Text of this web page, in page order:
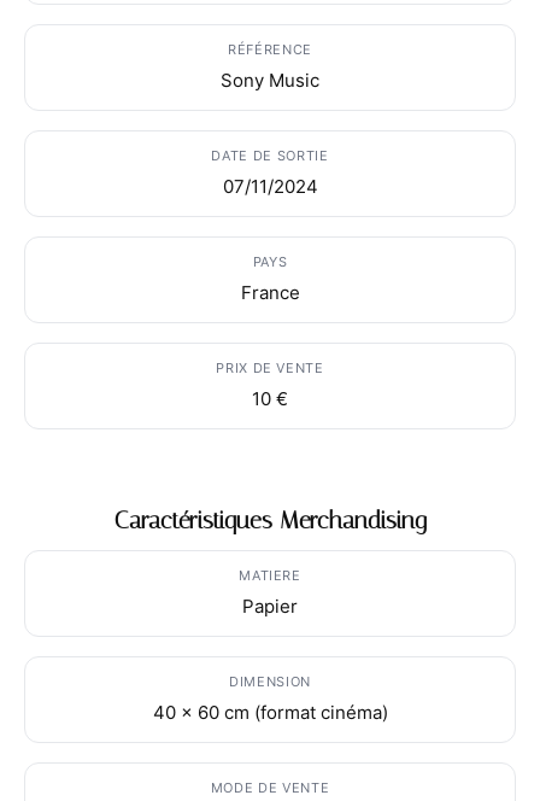
RÉFÉRENCE
Sony Music
DATE DE SORTIE
07/11/2024
PAYS
France
PRIX DE VENTE
10 €
Caractéristiques Merchandising
MATIERE
Papier
DIMENSION
40 x 60 cm (format cinéma)
MODE DE VENTE